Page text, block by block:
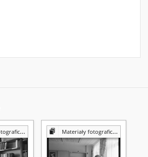
Biblioteki UMCS Materiały fotograficzne z Pracowni Reprografii Biblioteki UMCS